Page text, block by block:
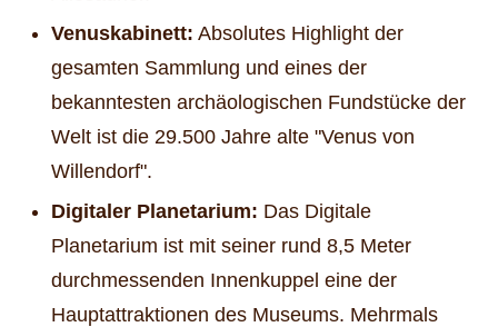
Venuskabinett: Absolutes Highlight der
gesamten Sammlung und eines der
bekanntesten archäologischen Fundstücke der
Welt ist die 29.500 Jahre alte "Venus von
Willendorf".
Digitaler Planetarium: Das Digitale
Planetarium ist mit seiner rund 8,5 Meter
durchmessenden Innenkuppel eine der
Hauptattraktionen des Museums. Mehrmals